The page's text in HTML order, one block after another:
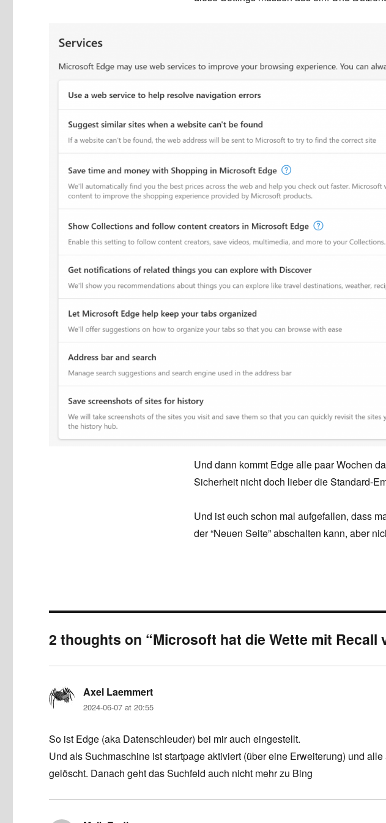
Und dann kommt Edge alle paar Wochen
Sicherheit nicht doch lieber die Standard-
Und ist euch schon mal aufgefallen, dass
der “Neuen Seite” abschalten kann, aber
2 thoughts on “Microsoft hat die Wette mit Recall
Axel Laemmert
2024-06-07 at 20:55
So ist Edge (aka Datenschleuder) bei mir auch eingestellt.
Und als Suchmaschine ist startpage aktiviert (über eine Erweiterung) und
gelöscht. Danach geht das Suchfeld auch nicht mehr zu Bing